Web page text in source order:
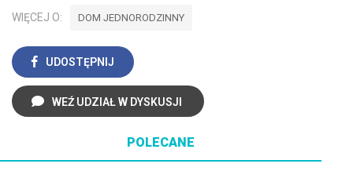
WIĘCEJ O: DOM JEDNORODZINNY
UDOSTĘPNIJ
WEŹ UDZIAŁ W DYSKUSJI
POLECANE